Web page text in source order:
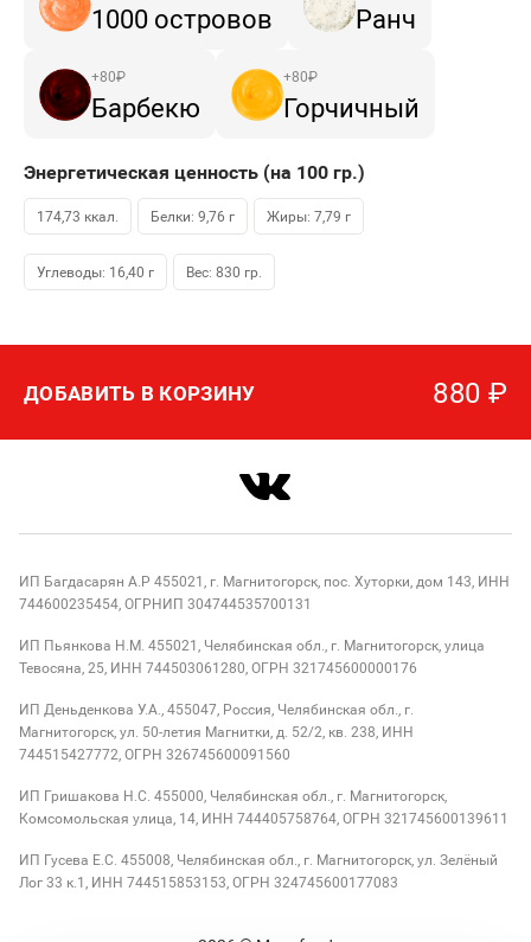
1000 островов Ранч
+80₽
Барбекю
+80₽
Горчичный
Энергетическая ценность (на 100гр.)
174,73 ккал. Белки: 9,76 г Жиры: 7,79 г
Углеводы: 16,40 г Вес: 830 гр.
ДОБАВИТЬ В КОРЗИНУ 880 ₽
ИП Багдасарян А.Р 455021, г. Магнитогорск, пос. Хуторки, дом 143, ИНН
744600235454, ОГРНИП 304744535700131
ИП Пьянкова Н.М. 455021, Челябинская обл., г. Магнитогорск, улица
Тевосяна, 25, ИНН 744503061280, ОГРН 321745600000176
ИП Деньденкова У.А., 455047, Россия, Челябинская обл., г.
Магнитогорск, ул. 50-летия Магнитки, д. 52/2, кв. 238, ИНН
744515427772, ОГРН 326745600091560
ИП Гришакова Н.С. 455000, Челябинская обл., г. Магнитогорск,
Комсомольская улица, 14, ИНН 744405758764, ОГРН 321745600139611
ИП Гусева Е.С. 455008, Челябинская обл., г. Магнитогорск, ул. Зелёный
Лог 33 к.1, ИНН 744515853153, ОГРН 324745600177083